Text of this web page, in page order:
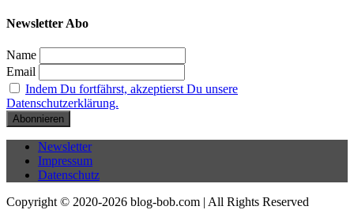
Newsletter Abo
Name
Email
Indem Du fortfährst, akzeptierst Du unsere
Datenschutzerklärung.
Newsletter
Impressum
Datenschutz
Copyright © 2020-2026 blog-bob.com | All Rights Reserved